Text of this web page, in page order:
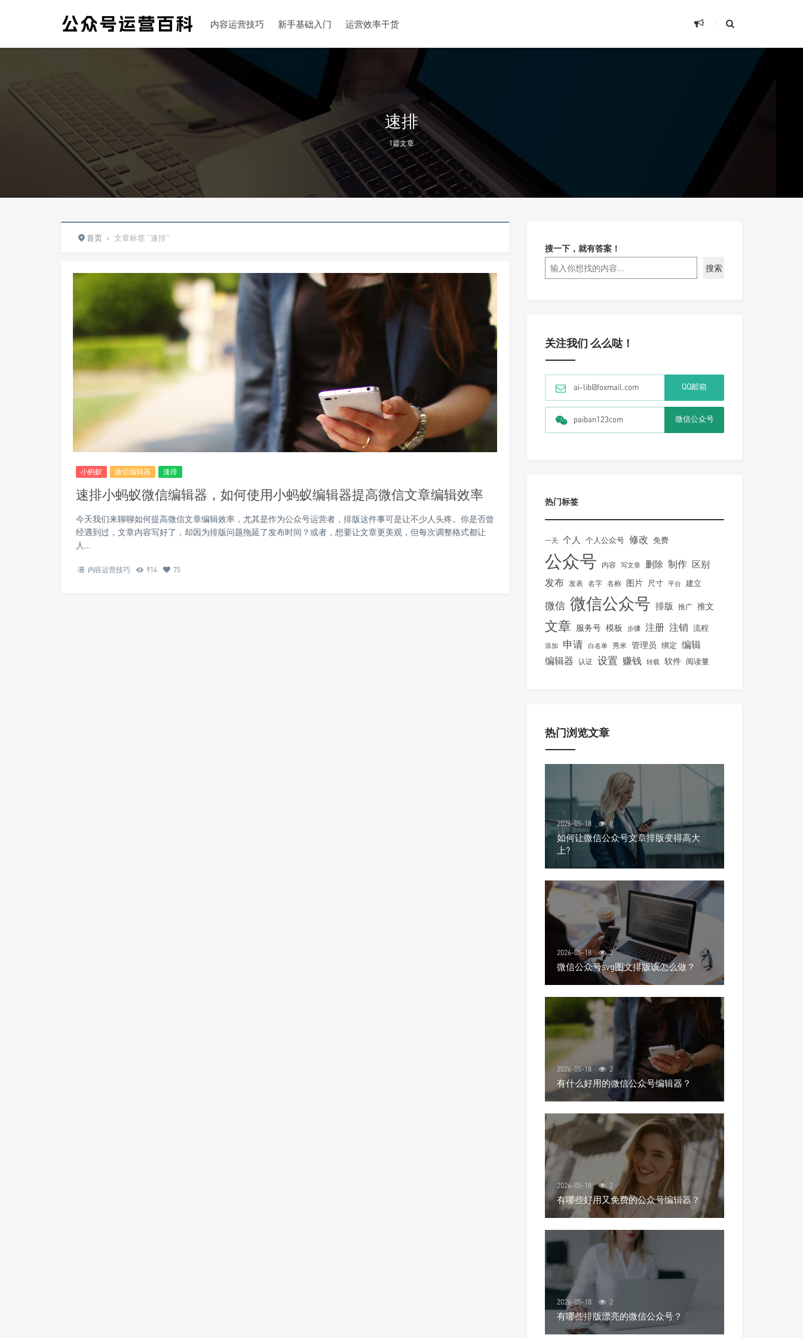
内容运营技巧 新手基础入门 运营效率干货
速排
1篇文章
首页 › 文章标签 "速排"
小蚂蚁 微信编辑器 速排
速排小蚂蚁微信编辑器，如何使用小蚂蚁编辑器提高微信文章编辑效率
今天我们来聊聊如何提高微信文章编辑效率，尤其是作为公众号运营者，排版这件事可是让不少人头疼。你是否曾
经遇到过，文章内容写好了，却因为排版问题拖延了发布时间？或者，想要让文章更美观，但每次调整格式都让
人…
内容运营技巧 914 75
搜一下，就有答案！
搜索
关注我们 么么哒！
ai-lib@foxmail.com QQ邮箱
paiban123com 微信公众号
热门标签
一天 个人 个人公众号 修改 免费
公众号 内容 写文章 删除 制作 区别
发布 发表 名字 名称 图片 尺寸 平台 建立
微信 微信公众号 排版 推广 推文
文章 服务号 模板 步骤 注册 注销 流程
添加 申请 白名单 秀米 管理员 绑定 编辑
编辑器
认证 设置 赚钱 转载 软件 阅读量
热门浏览文章
2026-05-18 8
如何让微信公众号文章排版变得高大
上?
2026-05-18 2
微信公众号svg图文排版该怎么做？
2026-05-18 2
有什么好用的微信公众号编辑器？
2026-05-18 2
有哪些好用又免费的公众号编辑器？
2026-05-18 2
有哪些排版漂亮的微信公众号？